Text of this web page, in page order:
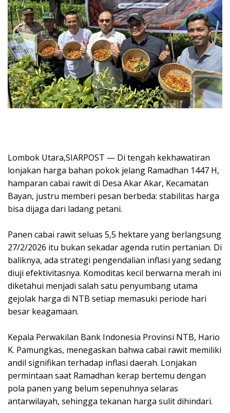
‎Lombok Utara,SIARPOST — Di tengah kekhawatiran
lonjakan harga bahan pokok jelang Ramadhan 1447 H,
hamparan cabai rawit di Desa Akar Akar, Kecamatan
Bayan, justru memberi pesan berbeda: stabilitas harga
bisa dijaga dari ladang petani.
‎Panen cabai rawit seluas 5,5 hektare yang berlangsung
27/2/2026 itu bukan sekadar agenda rutin pertanian. Di
baliknya, ada strategi pengendalian inflasi yang sedang
diuji efektivitasnya. Komoditas kecil berwarna merah ini
diketahui menjadi salah satu penyumbang utama
gejolak harga di NTB setiap memasuki periode hari
besar keagamaan.
‎Kepala Perwakilan Bank Indonesia Provinsi NTB, Hario
K. Pamungkas, menegaskan bahwa cabai rawit memiliki
andil signifikan terhadap inflasi daerah. Lonjakan
permintaan saat Ramadhan kerap bertemu dengan
pola panen yang belum sepenuhnya selaras
antarwilayah, sehingga tekanan harga sulit dihindari.